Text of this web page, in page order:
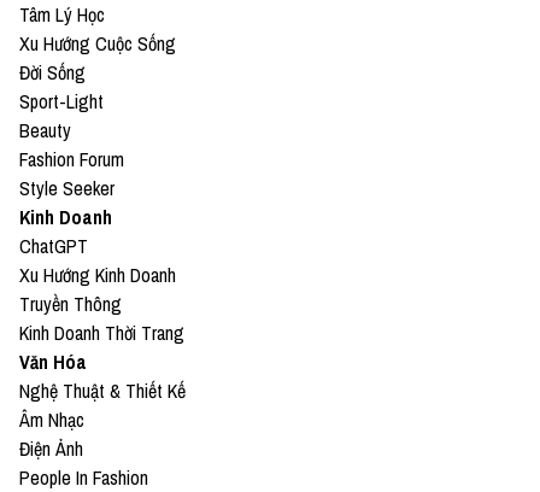
Tâm Lý Học
Xu Hướng Cuộc Sống
Đời Sống
Sport-Light
Beauty
Fashion Forum
Style Seeker
Kinh Doanh
ChatGPT
Xu Hướng Kinh Doanh
Truyền Thông
Kinh Doanh Thời Trang
Văn Hóa
Nghệ Thuật & Thiết Kế
Âm Nhạc
Điện Ảnh
People In Fashion